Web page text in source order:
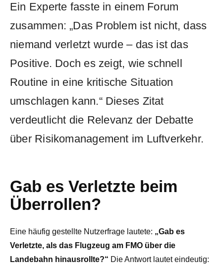
Ein Experte fasste in einem Forum
zusammen: „Das Problem ist nicht, dass
niemand verletzt wurde – das ist das
Positive. Doch es zeigt, wie schnell
Routine in eine kritische Situation
umschlagen kann.“ Dieses Zitat
verdeutlicht die Relevanz der Debatte
über Risikomanagement im Luftverkehr.
Gab es Verletzte beim
Überrollen?
Eine häufig gestellte Nutzerfrage lautete: „Gab es
Verletzte, als das Flugzeug am FMO über die
Landebahn hinausrollte?“ Die Antwort lautet eindeutig: